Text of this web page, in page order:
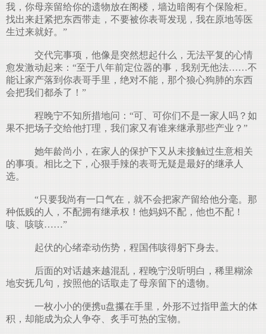
我，你母亲留给你的遗物放在阁楼，墙边暗阁有个保险柜。
找出来赶紧把东西带走，不要被你表哥发现，我在原地等医
生过来就好。”
交代完事项，他像是突然想起什么，无法平复的心情
愈发激动起来：“至于八年前定位器的事，我别无他法……不
能让家产落到你表哥手里，绝对不能，那个狼心狗肺的东西
会把我们都杀了！”
程晚宁不知所措地问：“可、可你们不是一家人吗？如
果不把场子交给他打理，我们家又有谁来继承那些产业？”
她年龄尚小，在家人的保护下又从未接触过生意相关
的事项。相比之下，心狠手辣的表哥无疑是最好的继承人
选。
“只要我尚有一口气在，就不会把家产留给他分毫。那
种低贱的人，不配拥有继承权！他妈妈不配，他也不配！
咳、咳咳……”
起伏的心绪牵动伤势，程国伟咳得躬下身去。
后面的对话越来越混乱，程晚宁没听明白，稀里糊涂
地安抚几句，按照他的话取走了母亲留下的遗物。
一枚小小的便携u盘攥在手里，外形不过指甲盖大的体
积，却能成为众人争夺、炙手可热的宝物。